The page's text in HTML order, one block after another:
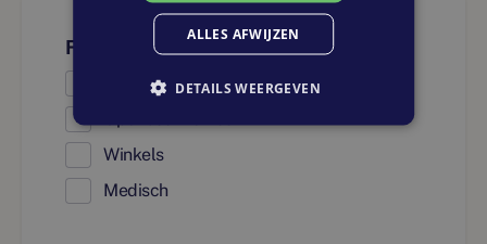
Faciliteiten
Onderwijs
Winkels
Medisch
ALLES AFWIJZEN
DETAILS WEERGEVEN